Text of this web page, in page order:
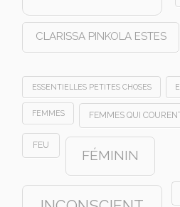
CLARISSA PINKOLA ESTES
ESSENTIELLES PETITES CHOSES
FEMMES FEMMES QUI
FEU
FÉMININ